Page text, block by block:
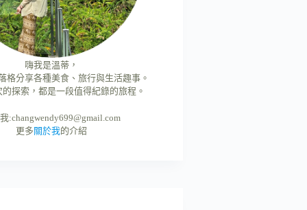
嗨我是溫蒂，
格分享各種美食、旅行與生活趣事。
探索，都是一段值得紀錄的旅程。
:changwendy699@gmail.com
更多關於我的介紹